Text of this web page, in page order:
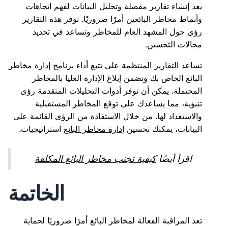
يعد إنشاء تقارير مفصلة وتحليل البيانات لفهم اتجاهات
وأنماط مخاطر البائعين أمرًا ضروريًا. توفر هذه التقارير
رؤى حول المشهد العام للمخاطر وتساعد في تحديد
مجالات التحسين.
تساعد التقارير المنتظمة على تتبع أداء برنامج إدارة مخاطر
البائع الخاص بك وتضمن إبلاغ الإدارة العليا بالمخاطر
المحتملة. يمكن أن توفر أدوات التحليلات المتقدمة رؤى
تنبؤية، مما يساعدك على توقع المخاطر المستقبلية
والاستعداد لها. من خلال الاستفادة من الرؤى القائمة على
البيانات، يمكنك تحسين إدارة مخاطر البائع استراتيجيات.
اقرأ أيضًاكيفية تجنب مخاطر البائع المكلفة
الخاتمة
تعد المراقبة الفعالة لمخاطر البائع أمرًا ضروريًا لحماية